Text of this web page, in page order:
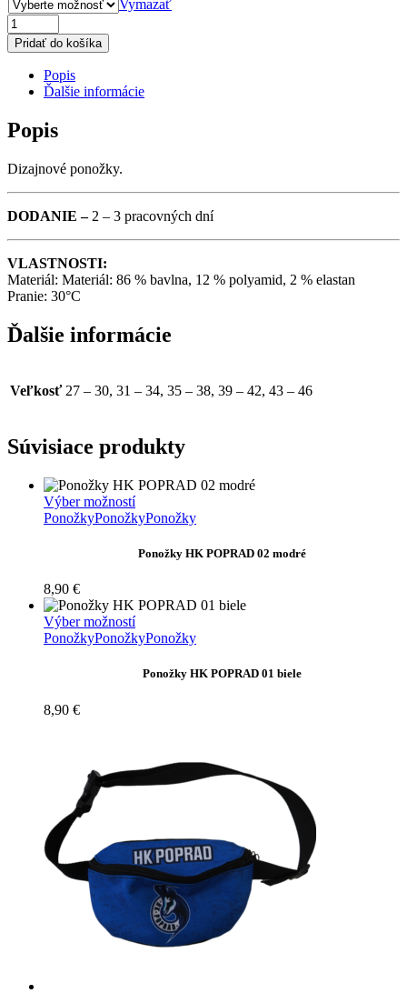
Vymazať
PONOŽKY
HK
POPRAD
QUANTITY
Pridať do košíka
Popis
Ďalšie informácie
Popis
Dizajnové ponožky.
DODANIE – 2 – 3 pracovných dní
VLASTNOSTI:
Materiál: Materiál: 86 % bavlna, 12 % polyamid, 2 % elastan
Pranie: 30°C
Ďalšie informácie
Veľkosť 27 – 30, 31 – 34, 35 – 38, 39 – 42, 43 – 46
Súvisiace produkty
Výber možnostíTento
produkt
viacero
si
môžete
vybrať
na
produktu.
PonožkyPonožkyPonožky
Ponožky HK POPRAD 02 modré
8,90 €
Výber možnostíTento
produkt
viacero
na
stránke
PonožkyPonožkyPonožky
Ponožky HK POPRAD 01 biele
8,90 €